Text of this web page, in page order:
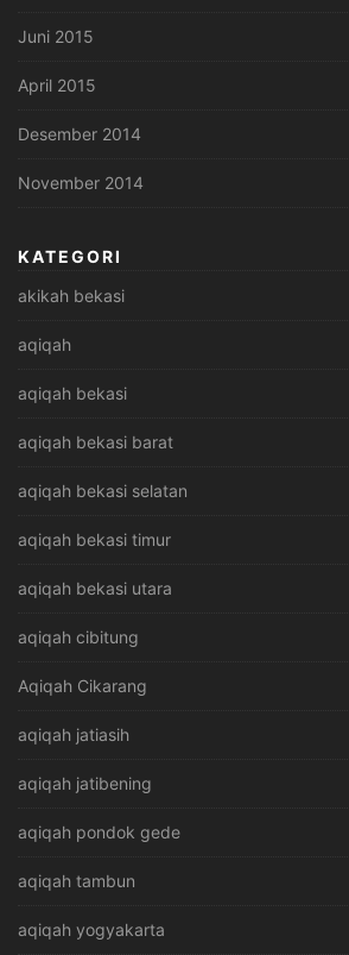
Juni 2015
April 2015
Desember 2014
November 2014
KATEGORI
akikah bekasi
aqiqah
aqiqah bekasi
aqiqah bekasi barat
aqiqah bekasi selatan
aqiqah bekasi timur
aqiqah bekasi utara
aqiqah cibitung
Aqiqah Cikarang
aqiqah jatiasih
aqiqah jatibening
aqiqah pondok gede
aqiqah tambun
aqiqah yogyakarta